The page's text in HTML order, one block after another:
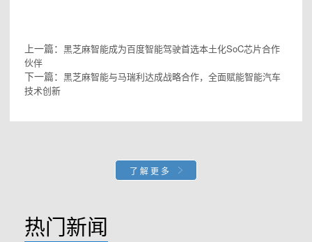
上一篇： 黑芝麻智能成为百度智能驾驶首选本土化SoC芯片合作
伙伴
下一篇： 黑芝麻智能与马瑞利达成战略合作，全面赋能智能汽车
技术创新
了解更多
热门新闻